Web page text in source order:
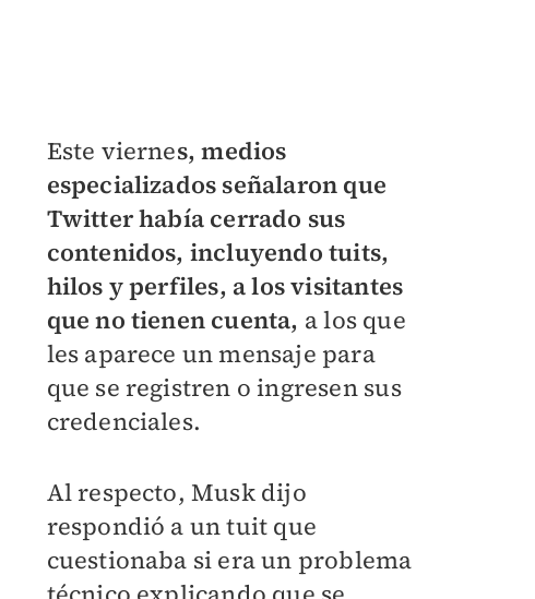
Este viernes, medios
especializados señalaron que
Twitter había cerrado sus
contenidos, incluyendo tuits,
hilos y perfiles, a los visitantes
que no tienen cuenta, a los que
les aparece un mensaje para
que se registren o ingresen sus
credenciales.
Al respecto, Musk dijo
respondió a un tuit que
cuestionaba si era un problema